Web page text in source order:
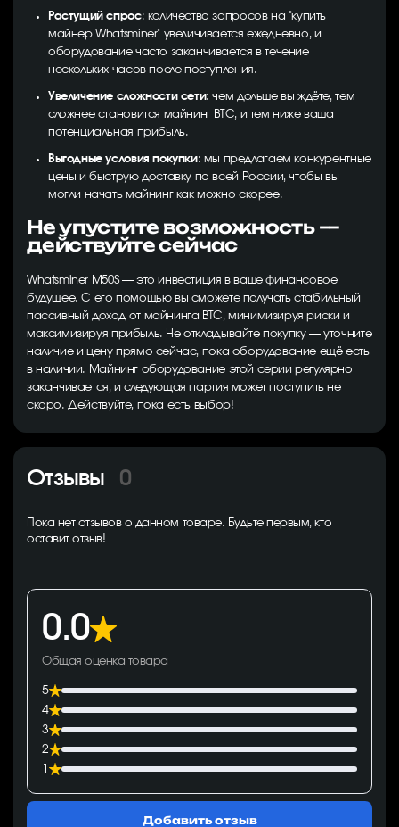
Растущий спрос: количество запросов на "купить
майнер Whatsminer" увеличивается ежедневно, и
оборудование часто заканчивается в течение
нескольких часов после поступления.
Увеличение сложности сети: чем дольше вы ждёте, тем
сложнее становится майнинг BTC, и тем ниже ваша
потенциальная прибыль.
Выгодные условия покупки: мы предлагаем конкурентные
цены и быструю доставку по всей России, чтобы вы
могли начать майнинг как можно скорее.
Не упустите возможность —
действуйте сейчас
Whatsminer M50S — это инвестиция в ваше финансовое
будущее. С его помощью вы сможете получать стабильный
пассивный доход от майнинга BTC, минимизируя риски и
максимизируя прибыль. Не откладывайте покупку — уточните
наличие и цену прямо сейчас, пока оборудование ещё есть
в наличии. Майнинг оборудование этой серии регулярно
заканчивается, и следующая партия может поступить не
скоро. Действуйте, пока есть выбор!
Отзывы 0
Пока нет отзывов о данном товаре. Будьте первым, кто
оставит отзыв!
0.0
Общая оценка товара
5
4
3
2
Добавить отзыв